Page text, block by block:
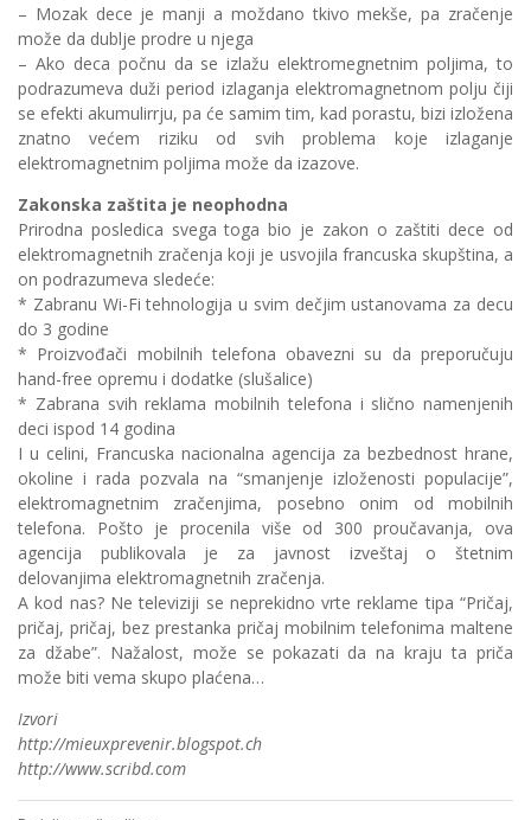
– Mozak dece je manji a moždano tkivo mekše, pa zračenje
može da dublje prodre u njega
– Ako deca počnu da se izlažu elektromegnetnim poljima, to
podrazumeva duži period izlaganja elektromagnetnom polju čiji
se efekti akumulirrju, pa će samim tim, kad porastu, bizi izložena
znatno većem riziku od svih problema koje izlaganje
elektromagnetnim poljima može da izazove.
Zakonska zaštita je neophodna
Prirodna posledica svega toga bio je zakon o zaštiti dece od
elektromagnetnih zračenja koji je usvojila francuska skupština, a
on podrazumeva sledeće:
* Zabranu Wi-Fi tehnologija u svim dečjim ustanovama za decu
do 3 godine
* Proizvođači mobilnih telefona obavezni su da preporučuju
hand-free opremu i dodatke (slušalice)
* Zabrana svih reklama mobilnih telefona i slično namenjenih
deci ispod 14 godina
I u celini, Francuska nacionalna agencija za bezbednost hrane,
okoline i rada pozvala na “smanjenje izloženosti populacije”,
elektromagnetnim zračenjima, posebno onim od mobilnih
telefona. Pošto je procenila više od 300 proučavanja, ova
agencija publikovala je za javnost izveštaj o štetnim
delovanjima elektromagnetnih zračenja.
A kod nas? Ne televiziji se neprekidno vrte reklame tipa “Pričaj,
pričaj, pričaj, bez prestanka pričaj mobilnim telefonima maltene
za džabe”. Nažalost, može se pokazati da na kraju ta priča
može biti vema skupo plaćena…
Izvori
http://mieuxprevenir.blogspot.ch
http://www.scribd.com